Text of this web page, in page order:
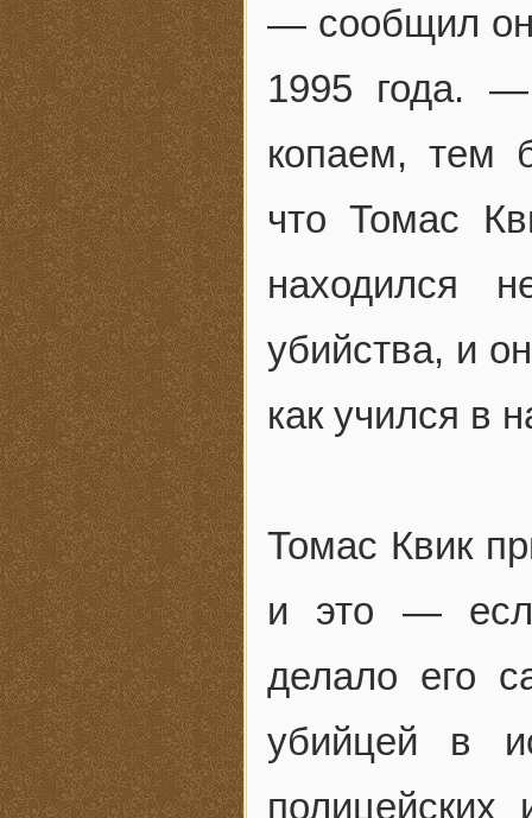
— сообщил он
1995 года.
копаем, тем
что Томас
находился
убийства, и
как учился в
Томас Квик
и это —
делало его
убийцей в